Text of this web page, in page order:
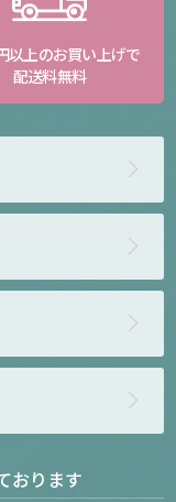
以上のお買い上げで
配送料無料
おります